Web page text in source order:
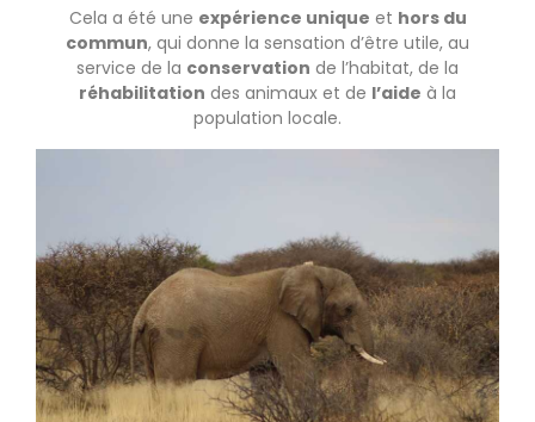
Cela a été une expérience unique et hors du
commun, qui donne la sensation d’être utile, au
service de la conservation de l’habitat, de la
réhabilitation des animaux et de l’aide à la
population locale.